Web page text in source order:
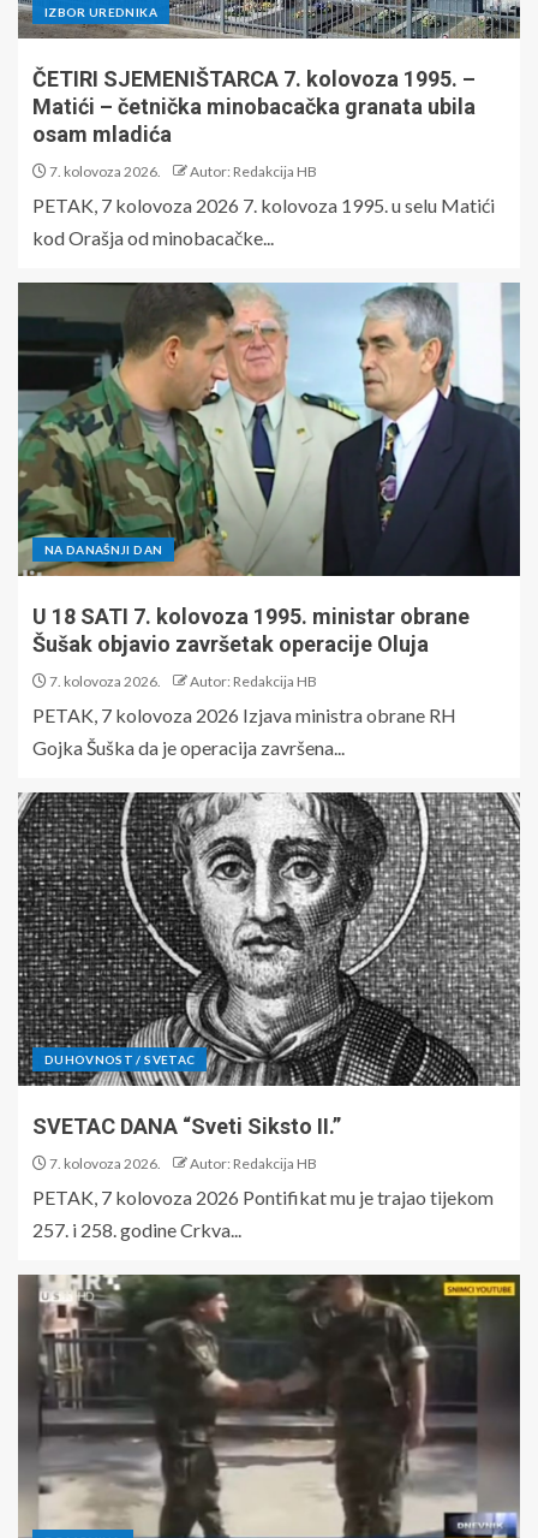
IZBOR UREDNIKA
ČETIRI SJEMENIŠTARCA 7. kolovoza 1995. –
Matići – četnička minobacačka granata ubila
osam mladića
7. kolovoza 2026. Autor: Redakcija HB
PETAK, 7 kolovoza 2026 7. kolovoza 1995. u selu Matići
kod Orašja od minobacačke...
NA DANAŠNJI DAN
U 18 SATI 7. kolovoza 1995. ministar obrane
Šušak objavio završetak operacije Oluja
7. kolovoza 2026. Autor: Redakcija HB
PETAK, 7 kolovoza 2026 Izjava ministra obrane RH
Gojka Šuška da je operacija završena...
DUHOVNOST / SVETAC
SVETAC DANA “Sveti Siksto II.”
7. kolovoza 2026. Autor: Redakcija HB
PETAK, 7 kolovoza 2026 Pontifikat mu je trajao tijekom
257. i 258. godine Crkva...